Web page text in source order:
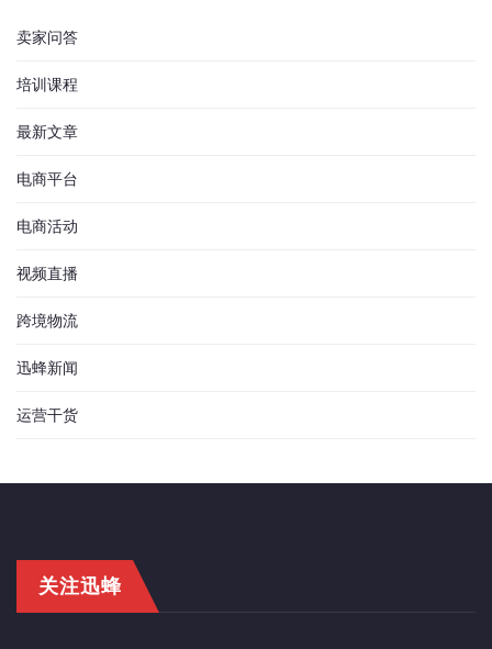
卖家问答
培训课程
最新文章
电商平台
电商活动
视频直播
跨境物流
迅蜂新闻
运营干货
关注迅蜂